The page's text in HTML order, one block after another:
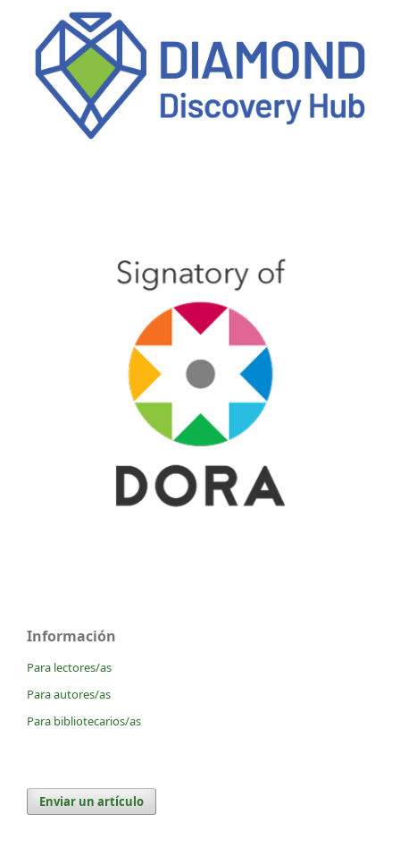
Información
Para lectores/as
Para autores/as
Para bibliotecarios/as
Enviar un artículo